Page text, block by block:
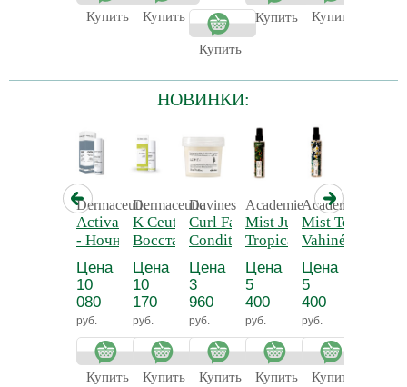
Купить Купить
Купить
Купить
3*6*9
Купить
НОВИНКИ:
Dermaceutic
Activabiome
- Ночной
крем для
кожи
склонной к
акне
Цена
10
080
руб.
Купить
Dermaceutic
K Ceutic 40 -
Восстанавливающий
крем с SPF-50
Цена
10
170
руб.
Купить
Davines
Curl Fast
Conditioner -
Экспресс-
кондиционер
для
кудрявых и
вьющихся
волос
Цена
3
960
руб.
Купить
Academie
Mist Jungle
Tropicale -
Экзотический
бодрящий
мист
«Тропические
джунгли»
Цена
5
400
руб.
Купить
Academie
Mist Terre des
Vahinés - Мист
тропический
мечта»
Цена
5
400
руб.
Купить